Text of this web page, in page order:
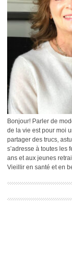
Bonjour! Parler de
de la vie est pour moi
partager des trucs,
s’adresse à toutes les
ans et aux jeunes
Vieillir en santé et en